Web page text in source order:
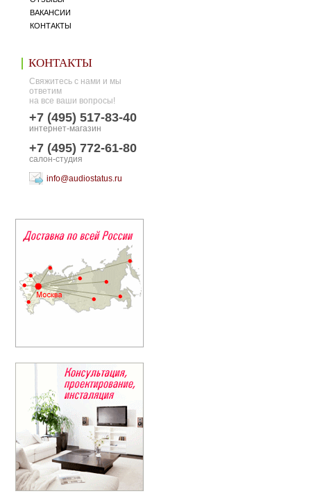
ВАКАНСИИ
КОНТАКТЫ
КОНТАКТЫ
Свяжитесь с нами и мы
ответим
на все ваши вопросы!
+7 (495) 517-83-40
интернет-магазин
+7 (495) 772-61-80
салон-студия
info@audiostatus.ru